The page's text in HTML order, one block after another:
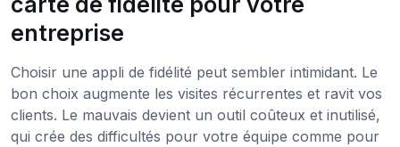
entreprise
Choisir une appli de fidélité peut sembler intimidant. Le
bon choix augmente les visites récurrentes et ravit vos
clients. Le mauvais devient un outil coûteux et inutilisé,
qui crée des difficultés pour votre équipe comme pour